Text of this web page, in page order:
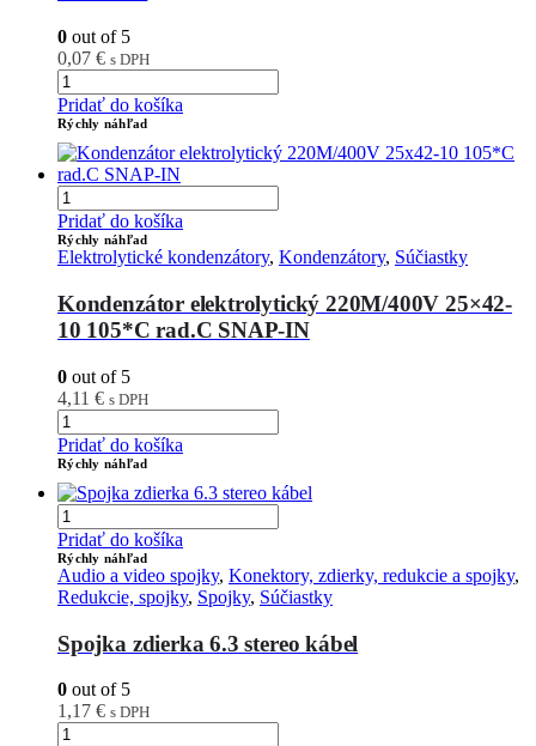
0 out of 5
0,07 € s DPH
Pridať do košíka
Rýchly náhľad
Pridať do košíka
Rýchly náhľad
Elektrolytické kondenzátory, Kondenzátory, Súčiastky
Kondenzátor elektrolytický 220M/400V 25×42-
10 105*C rad.C SNAP-IN
0 out of 5
4,11 € s DPH
Pridať do košíka
Rýchly náhľad
Pridať do košíka
Rýchly náhľad
Audio a video spojky, Konektory, zdierky, redukcie a spojky,
Redukcie, spojky, Spojky, Súčiastky
Spojka zdierka 6.3 stereo kábel
0 out of 5
1,17 € s DPH